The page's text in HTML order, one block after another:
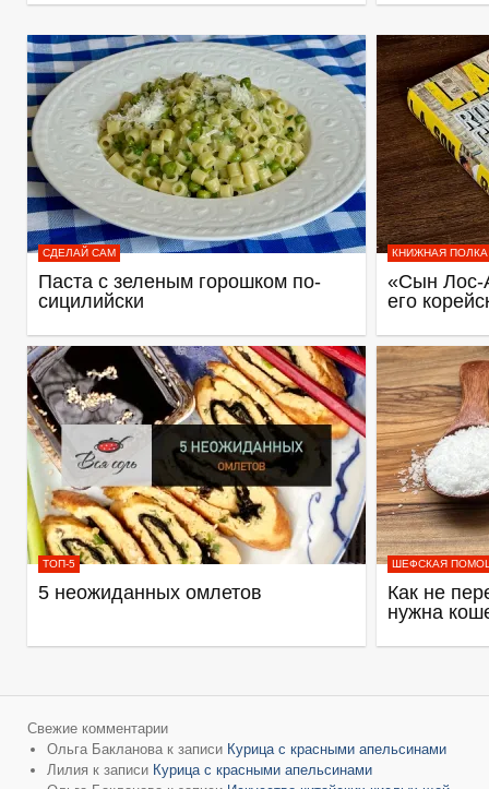
СДЕЛАЙ САМ
Паста с зеленым горошком по-
сицилийски
КНИЖНАЯ ПОЛКА
«Сын Лос-
его
ТОП-5
5 неожиданных омлетов
ШЕФСКАЯ
Как не
нужна
Свежие комментарии
Ольга Бакланова к записи Курица с красными апельсинами
Лилия к записи Курица с красными апельсинами